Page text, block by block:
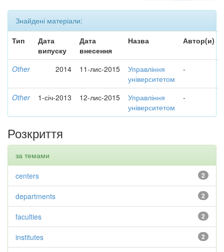
Знайдені матеріали:
Тип
Дата
випуску
Дата
внесення
Назва Автор(и)
Other 2014 11-лис-2015
Управління
університетом
-
Other 1-січ-2013 12-лис-2015
Управління
університетом
-
Розкриття
за темами
2
centers
2
departments
2
faculties
2
institutes